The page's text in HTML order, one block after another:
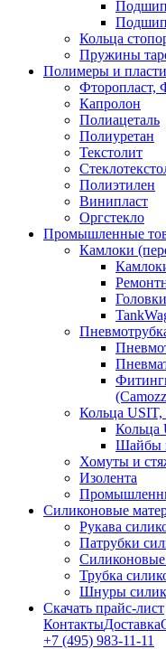
Кольца
Пружины
Полимеры и
Фторопласт,
Капролон
Полиацеталь
Полиуретан
Текстолит
Полиэтилен
Винипласт
Оргстекло
Промышленные
Камлоки
Кольца
Кольца
Шайбы
Хомуты и
Изолента
Силиконовые
Рукава
Патрубки
Трубка
Шнуры
Скачать прайс-лист
КонтактыДоставка
+7 (495) 983-11-11